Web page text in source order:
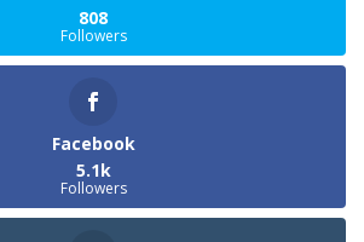
808
Followers
Facebook
5.1k
Followers